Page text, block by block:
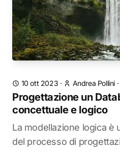
10 ott 2023 · Andrea Pollini ·
Progettazione un
concettuale e logico
La modellazione logica è
del processo di